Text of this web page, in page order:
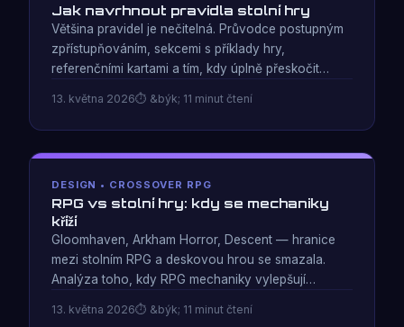
Jak navrhnout pravidla stolní hry
Většina pravidel je nečitelná. Průvodce postupným
zpřístupňováním, sekcemi s příklady hry,
referenčními kartami a tím, kdy úplně přeskočit
sama učí.
13. května 2026 &býk; 11 minut čtení
DESIGN • CROSSOVER RPG
RPG vs stolní hry: kdy se mechaniky
kříží
Gloomhaven, Arkham Horror, Descent — hranice
mezi stolním RPG a deskovou hrou se smazala.
Analýza toho, kdy RPG mechaniky vylepšují
pravidel.
13. května 2026 &býk; 11 minut čtení